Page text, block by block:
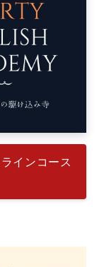
インコース